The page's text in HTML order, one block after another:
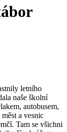
letního
naše školní
autobusem,
a vesnic
Tam se všichni